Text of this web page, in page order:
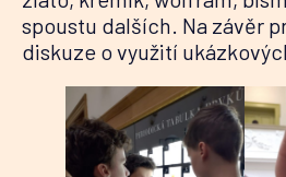
spoustu dalších. Na závěr
diskuze o využití